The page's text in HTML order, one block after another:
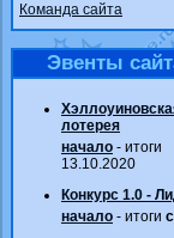
Команда сайта
Эвенты
лотерея
начало - итоги
13.10.2020
Конкурс 1.0 -
начало - итоги